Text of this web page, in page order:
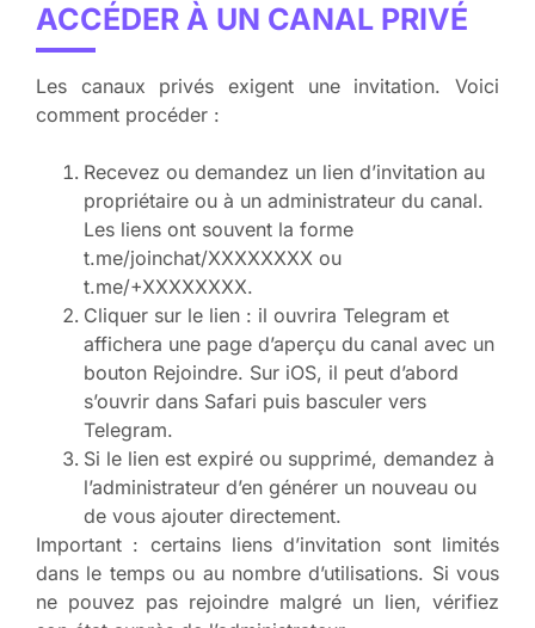
ACCÉDER À UN CANAL PRIVÉ
Les canaux privés exigent une invitation. Voici
comment procéder :
Recevez ou demandez un lien d’invitation au
propriétaire ou à un administrateur du canal.
Les liens ont souvent la forme
t.me/joinchat/XXXXXXXX ou
t.me/+XXXXXXXX.
Cliquer sur le lien : il ouvrira Telegram et
affichera une page d’aperçu du canal avec un
bouton Rejoindre. Sur iOS, il peut d’abord
s’ouvrir dans Safari puis basculer vers
Telegram.
Si le lien est expiré ou supprimé, demandez à
l’administrateur d’en générer un nouveau ou
de vous ajouter directement.
Important : certains liens d’invitation sont limités
dans le temps ou au nombre d’utilisations. Si vous
ne pouvez pas rejoindre malgré un lien, vérifiez